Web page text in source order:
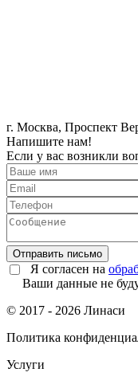
г. Москва, Проспект
Напишите нам!
Если у вас возникли
Отправить письмо
Я согласен на
Ваши данные не
© 2017 - 2026 Линаси
Политика
Услуги